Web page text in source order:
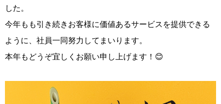
した。
今年もも引き続きお客様に価値あるサービスを提供できる
ように、社員一同努力してまいります。
本年もどうぞ宜しくお願い申し上げます！😊